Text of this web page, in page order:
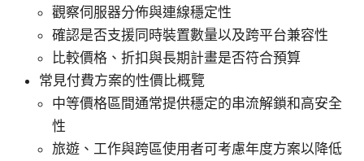
觀察伺服器分佈與連線穩定性
確認是否支援同時裝置數量以及跨平台兼容性
比較價格、折扣與長期計畫是否符合預算
常見付費方案的性價比概覽
中等價格區間通常提供穩定的串流解鎖和高安全
性
旅遊、工作與跨區使用者可考慮年度方案以降低